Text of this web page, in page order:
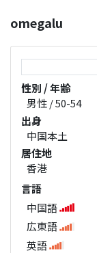
omegalu
性別 / 年齢
男性 / 50-54
出身
中国本土
居住地
香港
言語
中国語
広東語
英語